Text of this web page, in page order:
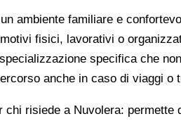
ambiente familiare e
fisici, lavorativi o
specifica che
anche in caso di viaggi o
chi risiede a Nuvolera: